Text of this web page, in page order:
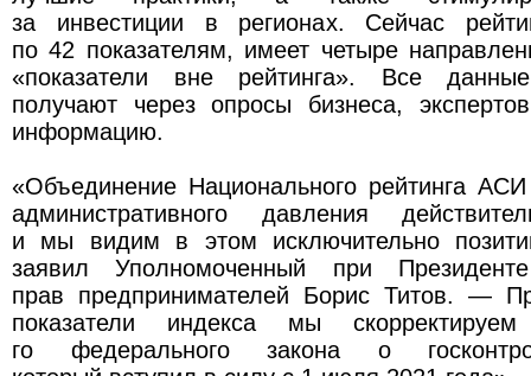
за инвестиции в регионах. Сейчас
по 42 показателям, имеет четыре
«показатели вне рейтинга». Все
получают через опросы бизнеса,
информацию.
«Объединение Национального рейтинга
административного давления
и мы видим в этом исключительно
заявил Уполномоченный при
прав предпринимателей Борис Титов. —
показатели индекса мы
го федерального закона о